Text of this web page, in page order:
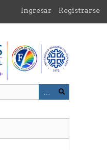
Ingresar Registrarse